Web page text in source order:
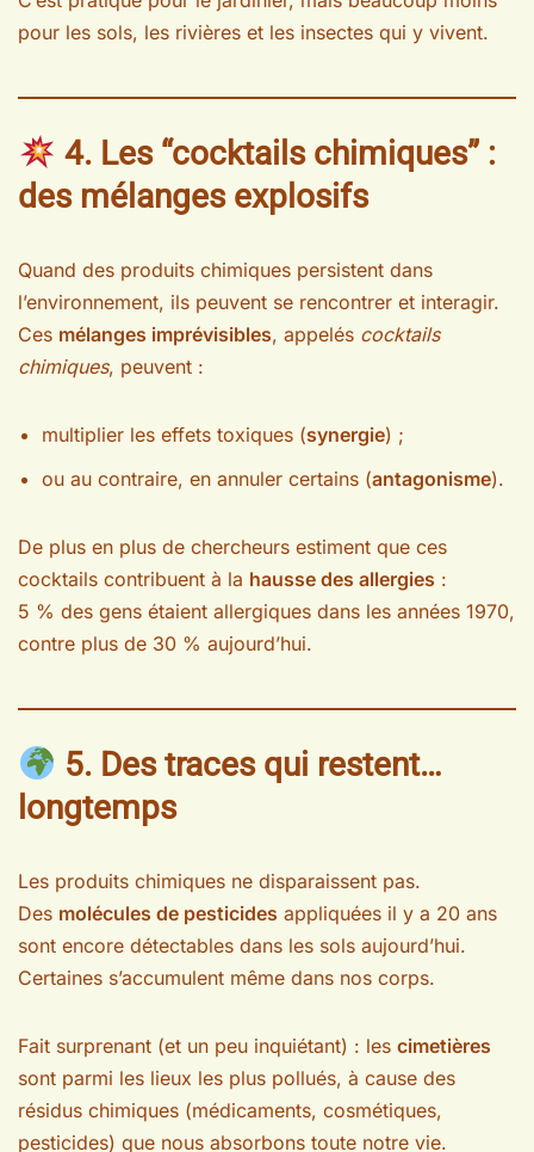
pour les sols, les rivières et les insectes qui y vivent.
4. Les “cocktails chimiques” :
des mélanges explosifs
Quand des produits chimiques persistent dans
l’environnement, ils peuvent se rencontrer et interagir.
Ces mélanges imprévisibles, appelés cocktails
chimiques, peuvent :
multiplier les effets toxiques (synergie) ;
ou au contraire, en annuler certains (antagonisme).
De plus en plus de chercheurs estiment que ces
cocktails contribuent à la hausse des allergies :
5 % des gens étaient allergiques dans les années 1970,
contre plus de 30 % aujourd’hui.
5. Des traces qui restent…
longtemps
Les produits chimiques ne disparaissent pas.
Des molécules de pesticides appliquées il y a 20 ans
sont encore détectables dans les sols aujourd’hui.
Certaines s’accumulent même dans nos corps.
Fait surprenant (et un peu inquiétant) : les cimetières
sont parmi les lieux les plus pollués, à cause des
résidus chimiques (médicaments, cosmétiques,
pesticides) que nous absorbons toute notre vie.